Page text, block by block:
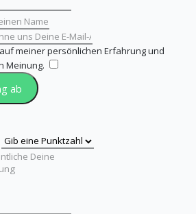
meiner persönlichen Erfahrung und
Meinung.
ab